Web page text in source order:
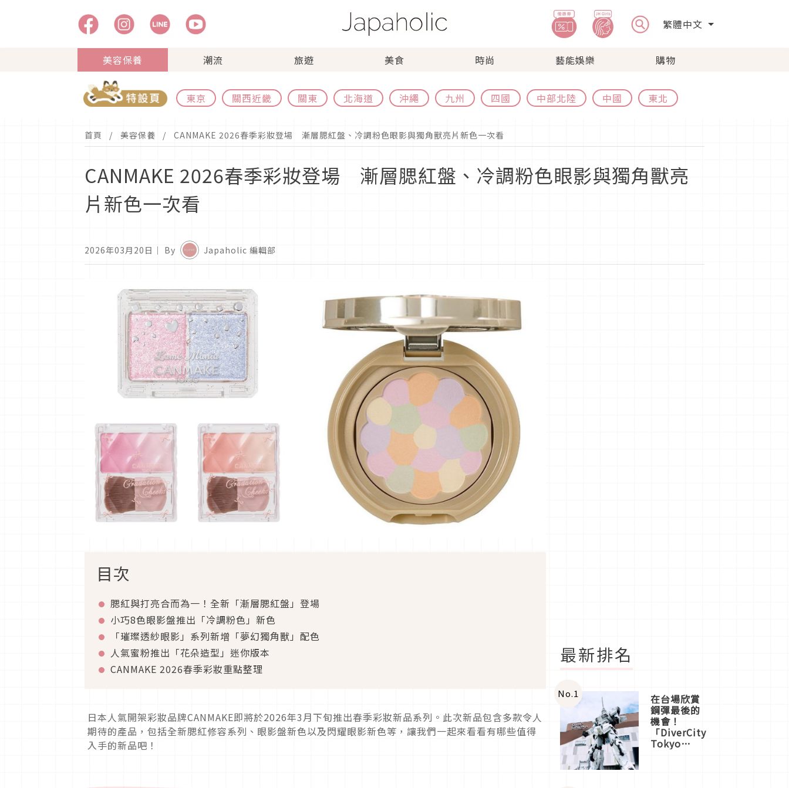
繁體中文
美容保養 潮流 旅遊 美食 時尚 藝能娛樂 購物
東京 關西近畿 關東 北海道 沖繩 九州 四國 中部北陸 中國 東北
首頁 美容保養 CANMAKE 2026春季彩妝登場 漸層腮紅盤、冷調粉色眼影與獨角獸亮片新色一次看
CANMAKE 2026春季彩妝登場 漸層腮紅盤、冷調粉色眼影與獨角獸亮
片新色一次看
2026年03月20日 ｜ By Japaholic 編輯部
目次
腮紅與打亮合而為一！全新「漸層腮紅盤」登場
小巧8色眼影盤推出「冷調粉色」新色
「璀璨透紗眼影」系列新增「夢幻獨角獸」配色
人氣蜜粉推出「花朵造型」迷你版本
CANMAKE 2026春季彩妝重點整理
日本人氣開架彩妝品牌CANMAKE即將於2026年3月下旬推出春季彩妝新品系列。此次新品包含多款令人
期待的產品，包括全新腮紅修容系列、眼影盤新色以及閃耀眼影新色等，讓我們一起來看看有哪些值得
入手的新品吧！
最新排名
No.1 在台場欣賞
鋼彈最後的
機會！
「DiverCity
Tokyo